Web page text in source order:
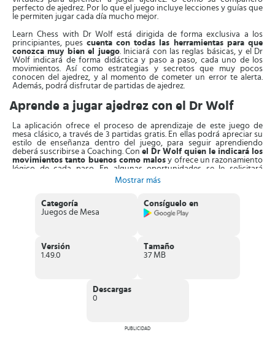
perfecto de ajedrez. Por lo que el juego incluye lecciones y guías que
le permiten jugar cada día mucho mejor.
Learn Chess with Dr Wolf está dirigida de forma exclusiva a los
principiantes, pues cuenta con todas las herramientas para que
conozca muy bien el juego. Iniciará con las reglas básicas, y el Dr
Wolf indicará de forma didáctica y paso a paso, cada uno de los
movimientos. Así como estrategias y secretos que muy pocos
conocen del ajedrez, y al momento de cometer un error te alerta.
Además, podrá disfrutar de partidas de ajedrez.
Aprende a jugar ajedrez con el Dr Wolf
La aplicación ofrece el proceso de aprendizaje de este juego de
mesa clásico, a través de 3 partidas gratis. En ellas podrá apreciar su
estilo de enseñanza dentro del juego, para seguir aprendiendo
deberá suscribirse a Coaching. Con el Dr Wolf quien le indicará los
movimientos tanto buenos como malos y ofrece un razonamiento
lógico de cada paso. En algunas oportunidades se le solicitará
reconsiderar su decisión o le planteará una pregunta crítica.
del mundo del ajedrez y que jamás rechazará una buena partida. En
cuanto ala interfaz del juego, al iniciar podrá visualizar un
Los usuarios que ya han vivido la experiencia con Learn Chess with
las prácticas a través de partidas guiadas, bajo una sutil tutela del
Mostrar más
Categoría
Juegos de Mesa
Consíguelo en
Versión
1.49.0
Tamaño
37 MB
Descargas
0
PUBLICIDAD